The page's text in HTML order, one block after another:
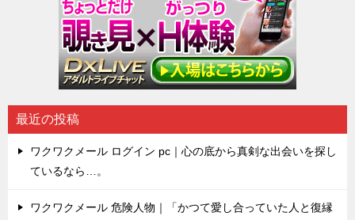
最近の投稿
ワクワクメール ログイン pc｜心の底から真剣な出会いを探し
ているなら…。
ワクワクメール 危険人物｜「かつて愛し合っていた人と復縁